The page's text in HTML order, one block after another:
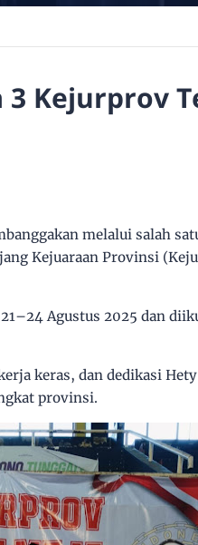
Kejurprov
melalui salah
Kejuaraan Provinsi
Agustus 2025 dan
keras, dan dedikasi
provinsi.